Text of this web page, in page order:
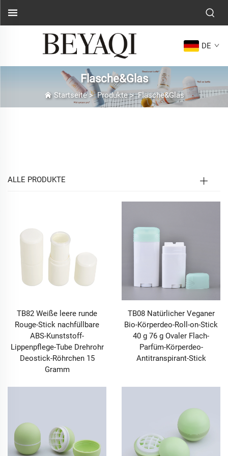
DE
Flasche&Glas
Startseite>Produkte>Flasche&Glas
alltäglichen Erfahrung des Verbrauchers. Von
Hautpflege-Seren über Haushaltsreiniger bis hin zu
Pharmazeutika und handgefertigten Kosmetikartikeln –
nahezu jedes Konsum- und Industrieprodukt ist auf
eine gut gestaltete Flasche oder ein Glas angewiesen,
um seine Integrität zu schützen, die
Markenwert zu vermitteln. Im Gegensatz zu den
generischen Behältern der Vergangenheit werden
heutige Flaschen und Gefäße präzise konstruiert –
jede Form, jedes Material und jeder Verschluss sind
auf die spezifischen Anforderungen des jeweiligen
Inhalts abgestimmt, sei es eine empfindliche Bio-
feste Körperbutter, die einen leichten Zugang erfordert.
Moderne Verbraucher betrachten Flaschen und Töpfe
nicht mehr als bloße »Behälter«; sie erwarten, dass
diese Behältnisse ihr Erlebnis verbessern: eine
Sprühflasche, die einen feinen, gleichmäßigen Nebel
für Toner abgibt, eine airless Flasche mit Pumpe, die
ALLE PRODUKTE
TB82 Weiße leere runde
Rouge-Stick nachfüllbare
ABS-Kunststoff-
Lippenpflege-Tube Drehrohr
Deostick-Röhrchen 15
Gramm
TB08 Natürlicher Veganer
Bio-Körperdeo-Roll-on-Stick
40 g 76 g Ovaler Flach-
Parfüm-Körperdeo-
Antitranspirant-Stick